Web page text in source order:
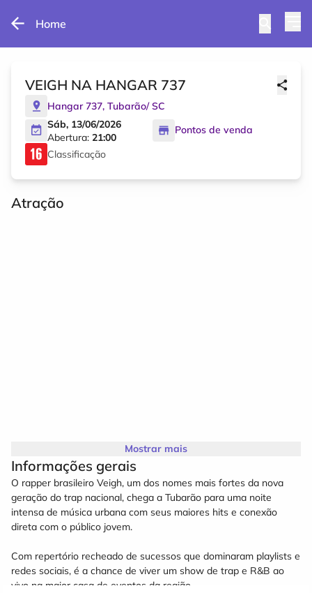
Home
VEIGH NA HANGAR 737
Hangar 737, Tubarão/SC
Sáb, 13/06/2026
Abertura: 21:00
Pontos de venda
Classificação
Atração
Mostrar mais
Informações gerais
O rapper brasileiro Veigh, um dos nomes mais fortes da nova
geração do trap nacional, chega a Tubarão para uma noite
intensa de música urbana com seus maiores hits e conexão
direta com o público jovem.
Com repertório recheado de sucessos que dominaram playlists e
redes sociais, é a chance de viver um show de trap e R&B ao
vivo na maior casa de eventos da região.